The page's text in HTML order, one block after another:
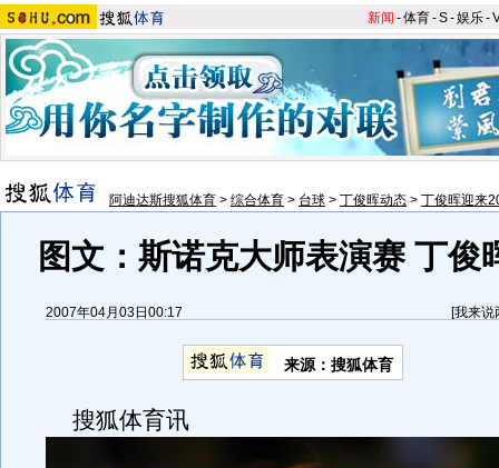
新闻 -体育-S-娱乐-
阿迪达斯搜狐体育 > 综合体育 > 台球 > 丁俊晖动态 > 丁俊晖迎来
图文：斯诺克大师表演赛 丁俊
2007年04月03日00:17 [我来说
来源：搜狐体育
搜狐体育讯